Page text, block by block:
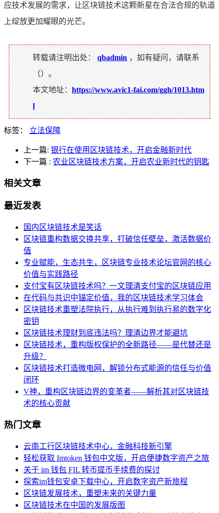
应技术发展的需求，让区块链技术这颗新星在合法合规的轨道
上绽放更加耀眼的光芒。
转载请注明出处： qbadmin ，如有疑问，请联系
（）。
本文地址： https://www.avic1-fai.com/ggh/1013.htm
l
标签： 立法保障
上一篇: 银行在使用区块链技术，开启金融新时代
下一篇 : 农业区块链技术方案，开启农业新时代的钥匙
相关文章
最近发表
国内区块链技术是笑话
区块链重构数据交换共享，打破信任壁垒，激活数据价
值
专业赋能，生态共生，区块链专业技术论坛官网的核心
价值与实践路径
支付宝有区块链技术吗？一文理清支付宝的区块链应用
在代码与共识中锚定价值，我的区块链技术学习体会
区块链技术重塑法院执行，从执行难到执行易的数字化
密钥
区块链技术理财到底违法吗？理清边界才能避坑
区块链技术，重构版权保护的全新路径——是代替还是
升级？
区块链技术打造微电网，解锁分布式能源的信任与价值
闭环
V神，重构区块链边界的变革者——解析其对区块链技
术的核心贡献
热门文章
云南工行区块链技术中心，金融科技新引擎
轻松获取 Imtoken 钱包中文版，开启便捷数字资产之旅
关于 im 钱包 FIL 转币提币手续费的探讨
探索im钱包安卓下载中心，开启数字资产新旅程
区块链发展技术，重塑未来的关键力量
区块链技术在中国的发展版图